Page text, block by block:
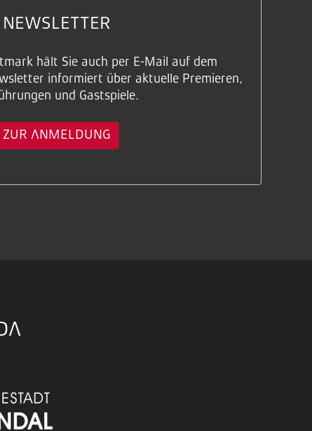
NEWSLETTER
hält Sie auch per E-Mail auf dem
informiert über aktuelle Premieren,
und Gastspiele.
ZUR ANMELDUNG